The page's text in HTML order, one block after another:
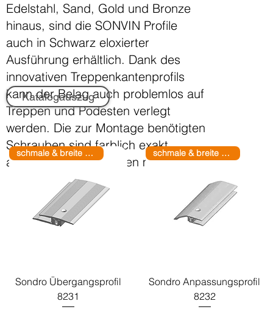
Edelstahl, Sand, Gold und Bronze
hinaus, sind die SONVIN Profile
auch in Schwarz eloxierter
Ausführung erhältlich. Dank des
innovativen Treppenkantenprofils
kann der Belag auch problemlos auf
Treppen und Podesten verlegt
werden. Die zur Montage benötigten
Schrauben sind farblich exakt
abgestimmt und werden mitgeliefert.
schmale & breite Basis
Sondro Übergangsprofil
8231
schmale & breite Basis
Sondro Anpassungsprofil
8232
Katalogauszug